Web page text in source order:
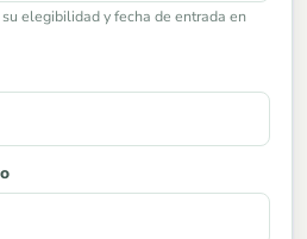
elegibilidad y fecha de entrada en